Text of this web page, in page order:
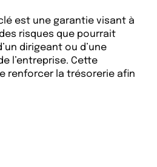
est une garantie visant à
risques que pourrait
dirigeant ou d’une
l’entreprise. Cette
renforcer la trésorerie afin